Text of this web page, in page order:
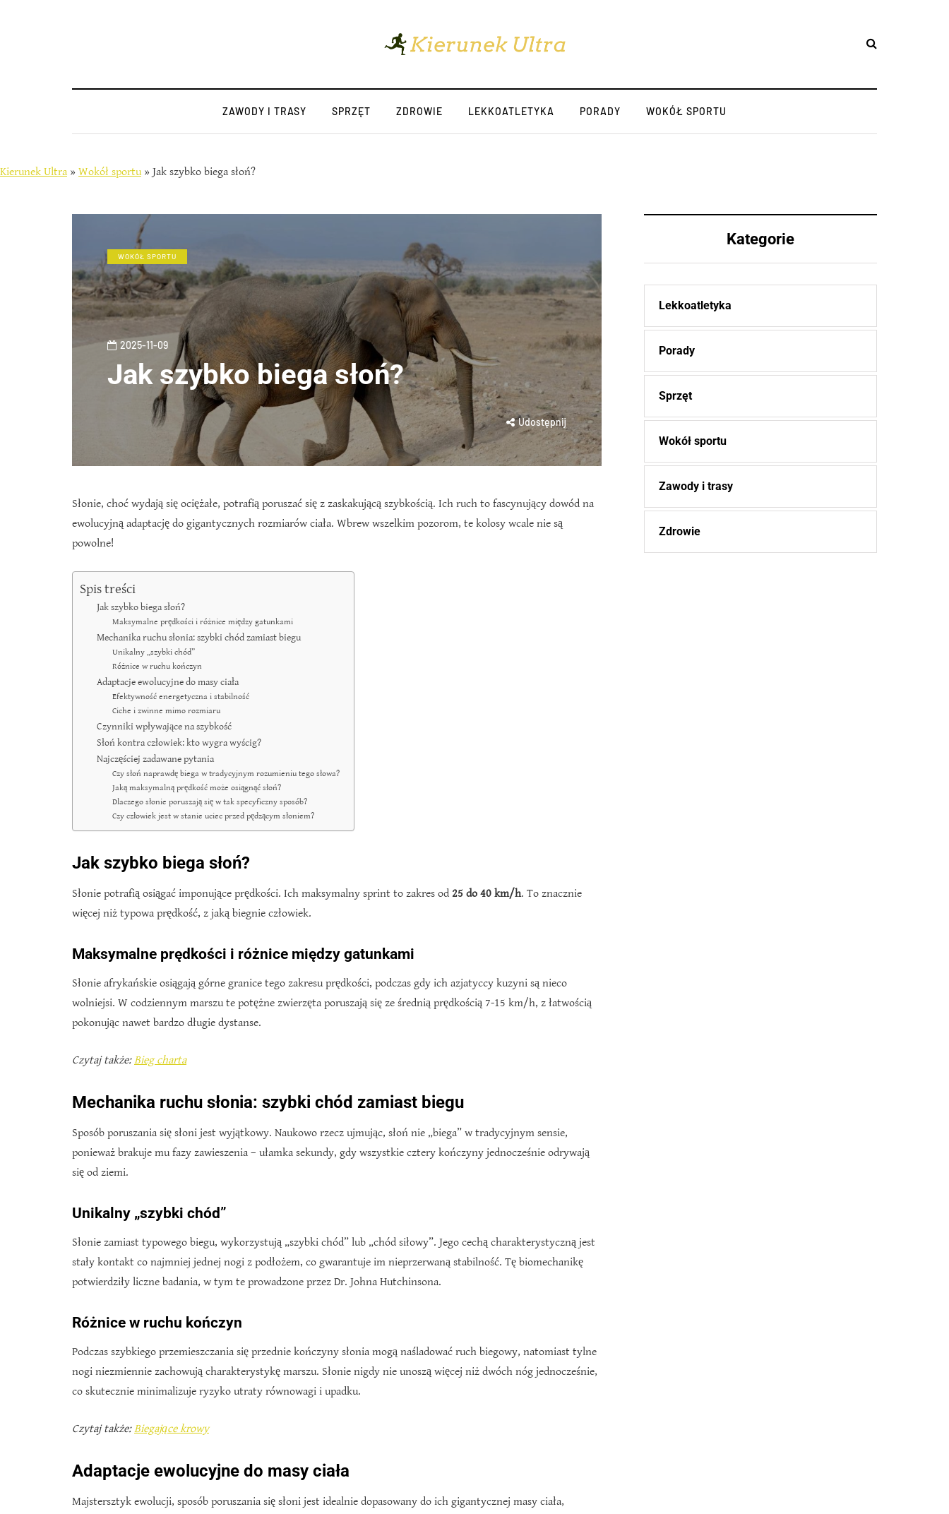
ZAWODY I TRASY SPRZĘT ZDROWIE LEKKOATLETYKA PORADY WOKÓŁ SPORTU
Kierunek Ultra » Wokół sportu» Jak szybko biega słoń?
WOKÓŁ SPORTU
2025-11-09
Jak szybko biega słoń?
Udostępnij
Słonie, choć wydają się ociężałe, potrafią poruszać się z zaskakującą szybkością. Ich ruch to fascynujący dowód na
ewolucyjną adaptację do gigantycznych rozmiarów ciała. Wbrew wszelkim pozorom, te kolosy wcale nie są
powolne!
Spis treści
Jak szybko biega słoń?
Maksymalne prędkości i różnice między gatunkami
Mechanika ruchu słonia: szybki chód zamiast biegu
Unikalny „szybki chód”
Różnice w ruchu kończyn
Adaptacje ewolucyjne do masy ciała
Efektywność energetyczna i stabilność
Ciche i zwinne mimo rozmiaru
Czynniki wpływające na szybkość
Słoń kontra człowiek: kto wygra wyścig?
Najczęściej zadawane pytania
Czy słoń naprawdę biega w tradycyjnym rozumieniu tego słowa?
Jaką maksymalną prędkość może osiągnąć słoń?
Dlaczego słonie poruszają się w tak specyficzny sposób?
Czy człowiek jest w stanie uciec przed pędzącym słoniem?
Jak szybko biega słoń?
Słonie potrafią osiągać imponujące prędkości. Ich maksymalny sprint to zakres od 25 do 40 km/h. To znacznie
więcej niż typowa prędkość, z jaką biegnie człowiek.
Maksymalne prędkości i różnice między gatunkami
Słonie afrykańskie osiągają górne granice tego zakresu prędkości, podczas gdy ich azjatyccy kuzyni są nieco
wolniejsi. W codziennym marszu te potężne zwierzęta poruszają się ze średnią prędkością 7-15 km/h, z łatwością
pokonując nawet bardzo długie dystanse.
Czytaj także:Bieg charta
Mechanika ruchu słonia: szybki chód zamiast biegu
Sposób poruszania się słoni jest wyjątkowy. Naukowo rzecz ujmując, słoń nie „biega” w tradycyjnym sensie,
ponieważ brakuje mu fazy zawieszenia – ułamka sekundy, gdy wszystkie cztery kończyny jednocześnie odrywają
się od ziemi.
Unikalny „szybki chód”
Słonie zamiast typowego biegu, wykorzystują „szybki chód” lub „chód siłowy”. Jego cechą charakterystyczną jest
stały kontakt co najmniej jednej nogi z podłożem, co gwarantuje im nieprzerwaną stabilność. Tę biomechanikę
potwierdziły liczne badania, w tym te prowadzone przez Dr. Johna Hutchinsona.
Różnice w ruchu kończyn
Podczas szybkiego przemieszczania się przednie kończyny słonia mogą naśladować ruch biegowy, natomiast tylne
nogi niezmiennie zachowują charakterystykę marszu. Słonie nigdy nie unoszą więcej niż dwóch nóg jednocześnie,
co skutecznie minimalizuje ryzyko utraty równowagi i upadku.
Czytaj także:Biegające krowy
Adaptacje ewolucyjne do masy ciała
Majstersztyk ewolucji, sposób poruszania się słoni jest idealnie dopasowany do ich gigantycznej masy ciała,
Kategorie
Lekkoatletyka
Porady
Sprzęt
Wokół sportu
Zawody i trasy
Zdrowie